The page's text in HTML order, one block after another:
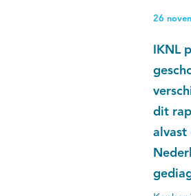
26
IKNL
dit
alvast